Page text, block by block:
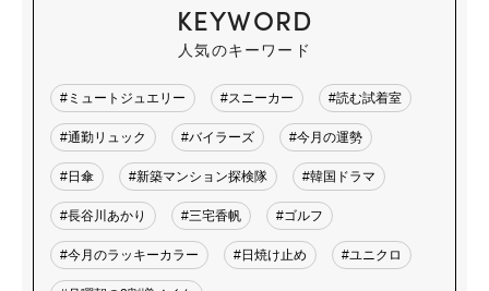
KEYWORD
人気のキーワード
#ミュートジュエリー #スニーカー #読む試着室
#通勤リュック #バイラーズ #今月の運勢
#日傘 #新築マンション探検隊 #韓国ドラマ
#長谷川あかり #三宅香帆 #ゴルフ
#今月のラッキーカラー #日焼け止め #ユニクロ